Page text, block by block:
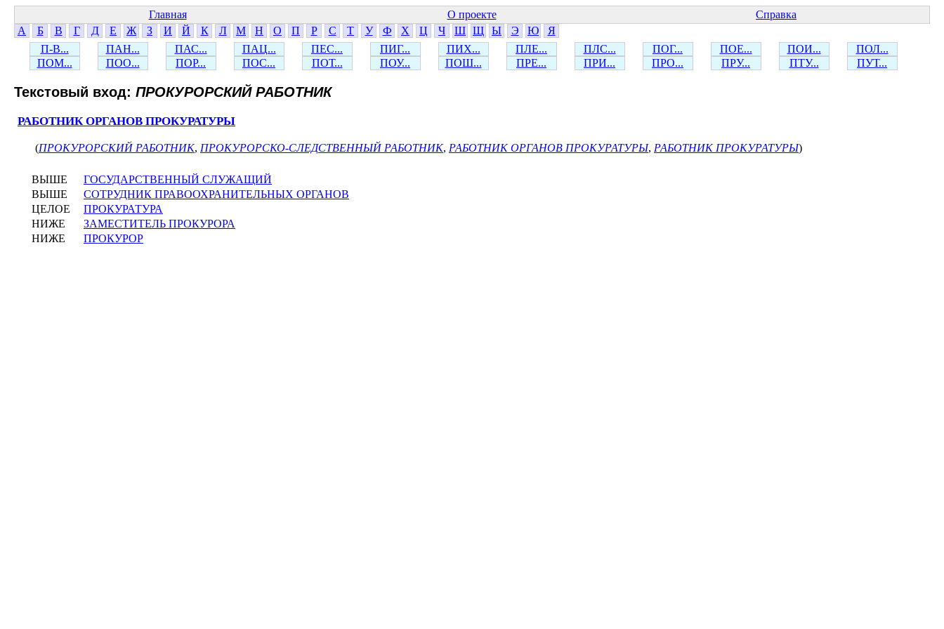
Главная О проекте
Справка
А
Б В Г Д Е Ж З И Й К Л М Н О П Р С Т У Ф Х Ц Ч Ш Щ Ы Э Ю
Я
П-В...
ПАН... ПАС... ПАЦ... ПЕС... ПИГ... ПИХ... ПЛЕ... ПЛС... ПОГ... ПОЕ... ПОИ...
ПОЛ...
ПОМ...
ПОО... ПОР... ПОС... ПОТ... ПОУ... ПОШ... ПРЕ... ПРИ... ПРО... ПРУ... ПТУ... ПУТ...
Текстовый вход: ПРОКУРОРСКИЙ РАБОТНИК
РАБОТНИК ОРГАНОВ ПРОКУРАТУРЫ
(ПРОКУРОРСКИЙ РАБОТНИК, ПРОКУРОРСКО-СЛЕДСТВЕННЫЙ РАБОТНИК, РАБОТНИК ОРГАНОВ ПРОКУРАТУРЫ, РАБОТНИК ПРОКУРАТУРЫ)
ВЫШЕ
ГОСУДАРСТВЕННЫЙ СЛУЖАЩИЙ
ВЫШЕ
СОТРУДНИК ПРАВООХРАНИТЕЛЬНЫХ ОРГАНОВ
ЦЕЛОЕ
ПРОКУРАТУРА
НИЖЕ
ЗАМЕСТИТЕЛЬ ПРОКУРОРА
НИЖЕ
ПРОКУРОР